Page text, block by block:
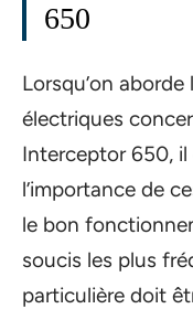
650
Lorsqu’on
électriques
Interceptor 650,
l’importance de
le bon
soucis les plus
particulière doit